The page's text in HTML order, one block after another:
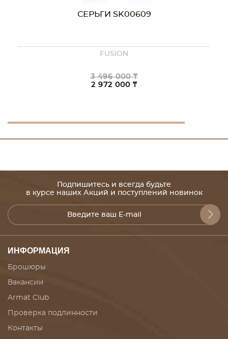
СЕРЬГИ SK00609
FUSION
3 496 000 ₸
2 972 000 ₸
Подпишитесь и всегда будьте
в курсе наших Акций и поступлений новинок
ИНФОРМАЦИЯ
Брошюры
Вакансии
Armat Club
Проверка подлинности
Контакты